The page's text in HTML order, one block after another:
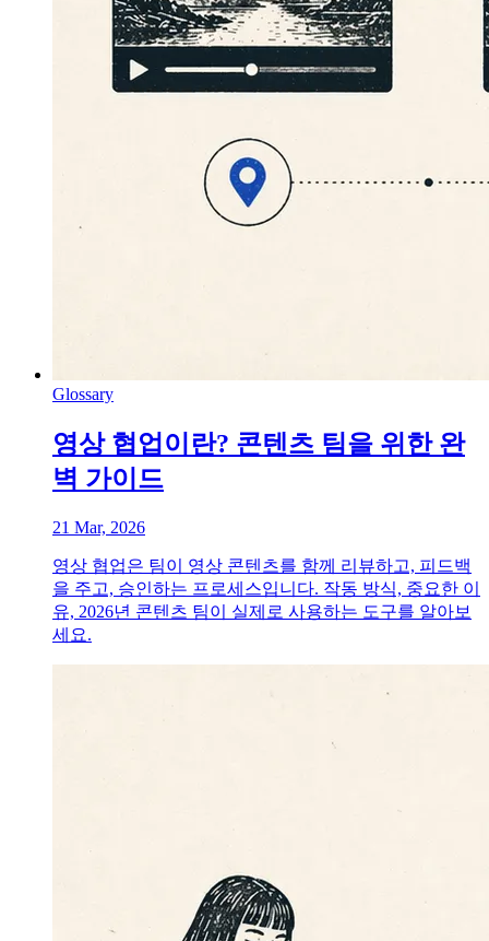
Glossary
영상 협업이란? 콘텐츠 팀을 위한 완
벽 가이드
21 Mar, 2026
영상 협업은 팀이 영상 콘텐츠를 함께 리뷰하고, 피드백
을 주고, 승인하는 프로세스입니다. 작동 방식, 중요한 이
유, 2026년 콘텐츠 팀이 실제로 사용하는 도구를 알아보
세요.